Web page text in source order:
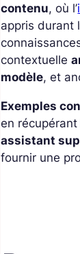
contenu, où l’
appris durant
contextuelle
modèle, et
Exemples
en
assistant
fournir une